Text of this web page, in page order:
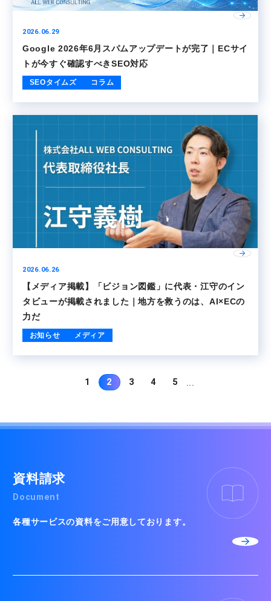
2026.06.29
Google 2026年6月スパムアップデートが完了｜ECサイ
トが今すぐ確認すべきSEO対応
SEOタイムズ コラム
2026.06.26
【メディア掲載】「ビジョン図鑑」に代表・江守のイン
タビューが掲載されました｜地方を救うのは、AI×ECの
力だ
お知らせ メディア
1 2 3 4 5
資料請求
Document
各種サービスの資料をご用意しております。